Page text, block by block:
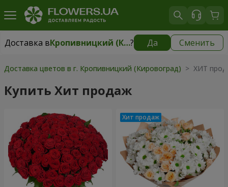
Доставка в Кропивницкий (Кировоград)? Да Сменить
Доставка вКропивницкий (Кировоград) бесплатно
Доставка цветов в г. Кропивницкий (Кировоград) > ХИТ
Купить Хит продаж